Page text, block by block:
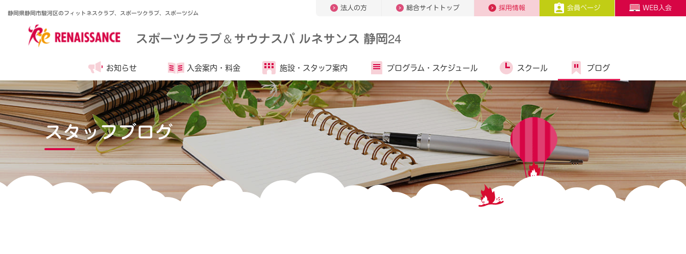
静岡県静岡市駿河区のフィットネスクラブ、スポーツクラブ、スポーツジム
法人の方 総合サイトトップ 採用情報 会員ページ WEB入会
スポーツクラブ＆サウナスパ ルネサンス 静岡24
お知らせ 入会案内・ 料金 施設・ スタッフ案内 プログラム・ スケジュール スクール ブログ
スタッフブログ